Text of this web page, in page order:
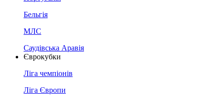
Бельгія
МЛС
Саудівська Аравія
Єврокубки
Ліга чемпіонів
Ліга Європи